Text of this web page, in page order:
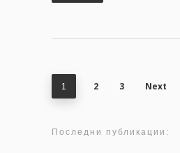
1 2 3 Next
Последни публикации: